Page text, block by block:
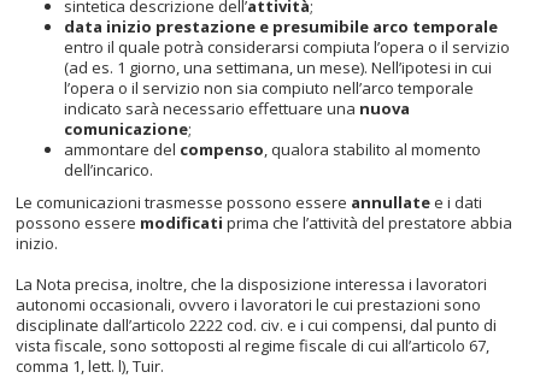
sintetica descrizione dell’attività;
data inizio prestazione e presumibile arco temporale
entro il quale potrà considerarsi compiuta l’opera o il servizio
(ad es. 1 giorno, una settimana, un mese). Nell’ipotesi in cui
l’opera o il servizio non sia compiuto nell’arco temporale
indicato sarà necessario effettuare una nuova
comunicazione;
ammontare del compenso, qualora stabilito al momento
dell’incarico.
Le comunicazioni trasmesse possono essere annullatee i dati
possono essere modificati prima che l’attività del prestatore abbia
inizio.
La Nota precisa, inoltre, che la disposizione interessa i lavoratori
autonomi occasionali, ovvero i lavoratori le cui prestazioni sono
disciplinate dall’articolo 2222 cod. civ. e i cui compensi, dal punto di
vista fiscale, sono sottoposti al regime fiscale di cui all’articolo 67,
comma 1, lett. l), Tuir.